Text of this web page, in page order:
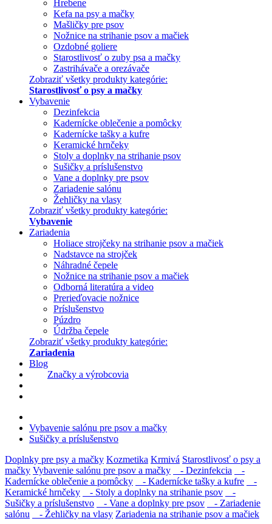
Hrebene
Kefa na psy a mačky
Mašličky pre psov
Nožnice na strihanie psov a mačiek
Ozdobné goliere
Starostlivosť o zuby psa a mačky
Zastrihávače a orezávače
Zobraziť všetky produkty kategórie:
Starostlivosť o psy a mačky
Vybavenie
Dezinfekcia
Kadernícke oblečenie a pomôcky
Kadernícke tašky a kufre
Keramické hrnčeky
Stoly a doplnky na strihanie psov
Sušičky a príslušenstvo
Vane a doplnky pre psov
Zariadenie salónu
Žehličky na vlasy
Zobraziť všetky produkty kategórie:
Vybavenie
Zariadenia
Holiace strojčeky na strihanie psov a mačiek
Nadstavce na strojček
Náhradné čepele
Nožnice na strihanie psov a mačiek
Odborná literatúra a video
Prerieďovacie nožnice
Príslušenstvo
Púzdro
Údržba čepele
Zobraziť všetky produkty kategórie:
Zariadenia
Blog
Značky a výrobcovia
Vybavenie salónu pre psov a mačky
Sušičky a príslušenstvo
Doplnky pre psy a mačky Kozmetika Krmivá Starostlivosť o psy a
mačky Vybavenie salónu pre psov a mačky - Dezinfekcia
-
Kadernícke oblečenie a pomôcky
- Kadernícke tašky a kufre
-
Keramické hrnčeky
- Stoly a doplnky na strihanie psov
-
Sušičky a príslušenstvo
- Vane a doplnky pre psov
- Zariadenie
salónu
- Žehličky na vlasy Zariadenia na strihanie psov a mačiek